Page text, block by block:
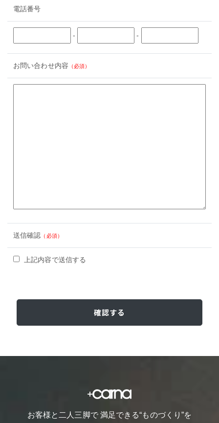
電話番号
- -
お問い合わせ内容 （必須）
送信確認 （必須）
上記内容で送信する
お客様と二人三脚で 満足できる“ものづくり”を